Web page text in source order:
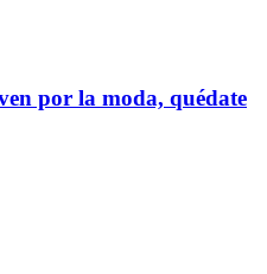
por la moda, quédate